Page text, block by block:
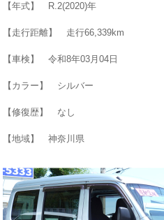
【年式】 R.2(2020)年
【走行距離】 走行66,339km
【車検】 令和8年03月04日
【カラー】 シルバー
【修復歴】 なし
【地域】 神奈川県